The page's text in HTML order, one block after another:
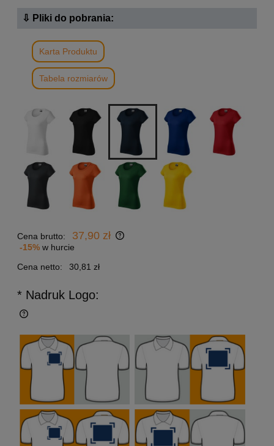
⇩ Pliki do pobrania:
Karta Produktu
Tabela rozmiarów
Cena brutto: 37,90 zł
-15% w hurcie
Cena netto:
30,81 zł
* Nadruk Logo: